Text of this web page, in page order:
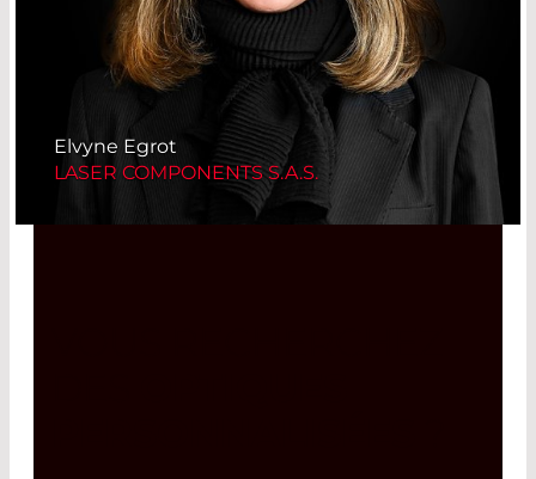
Elvyne Egrot
LASER COMPONENTS S.A.S.